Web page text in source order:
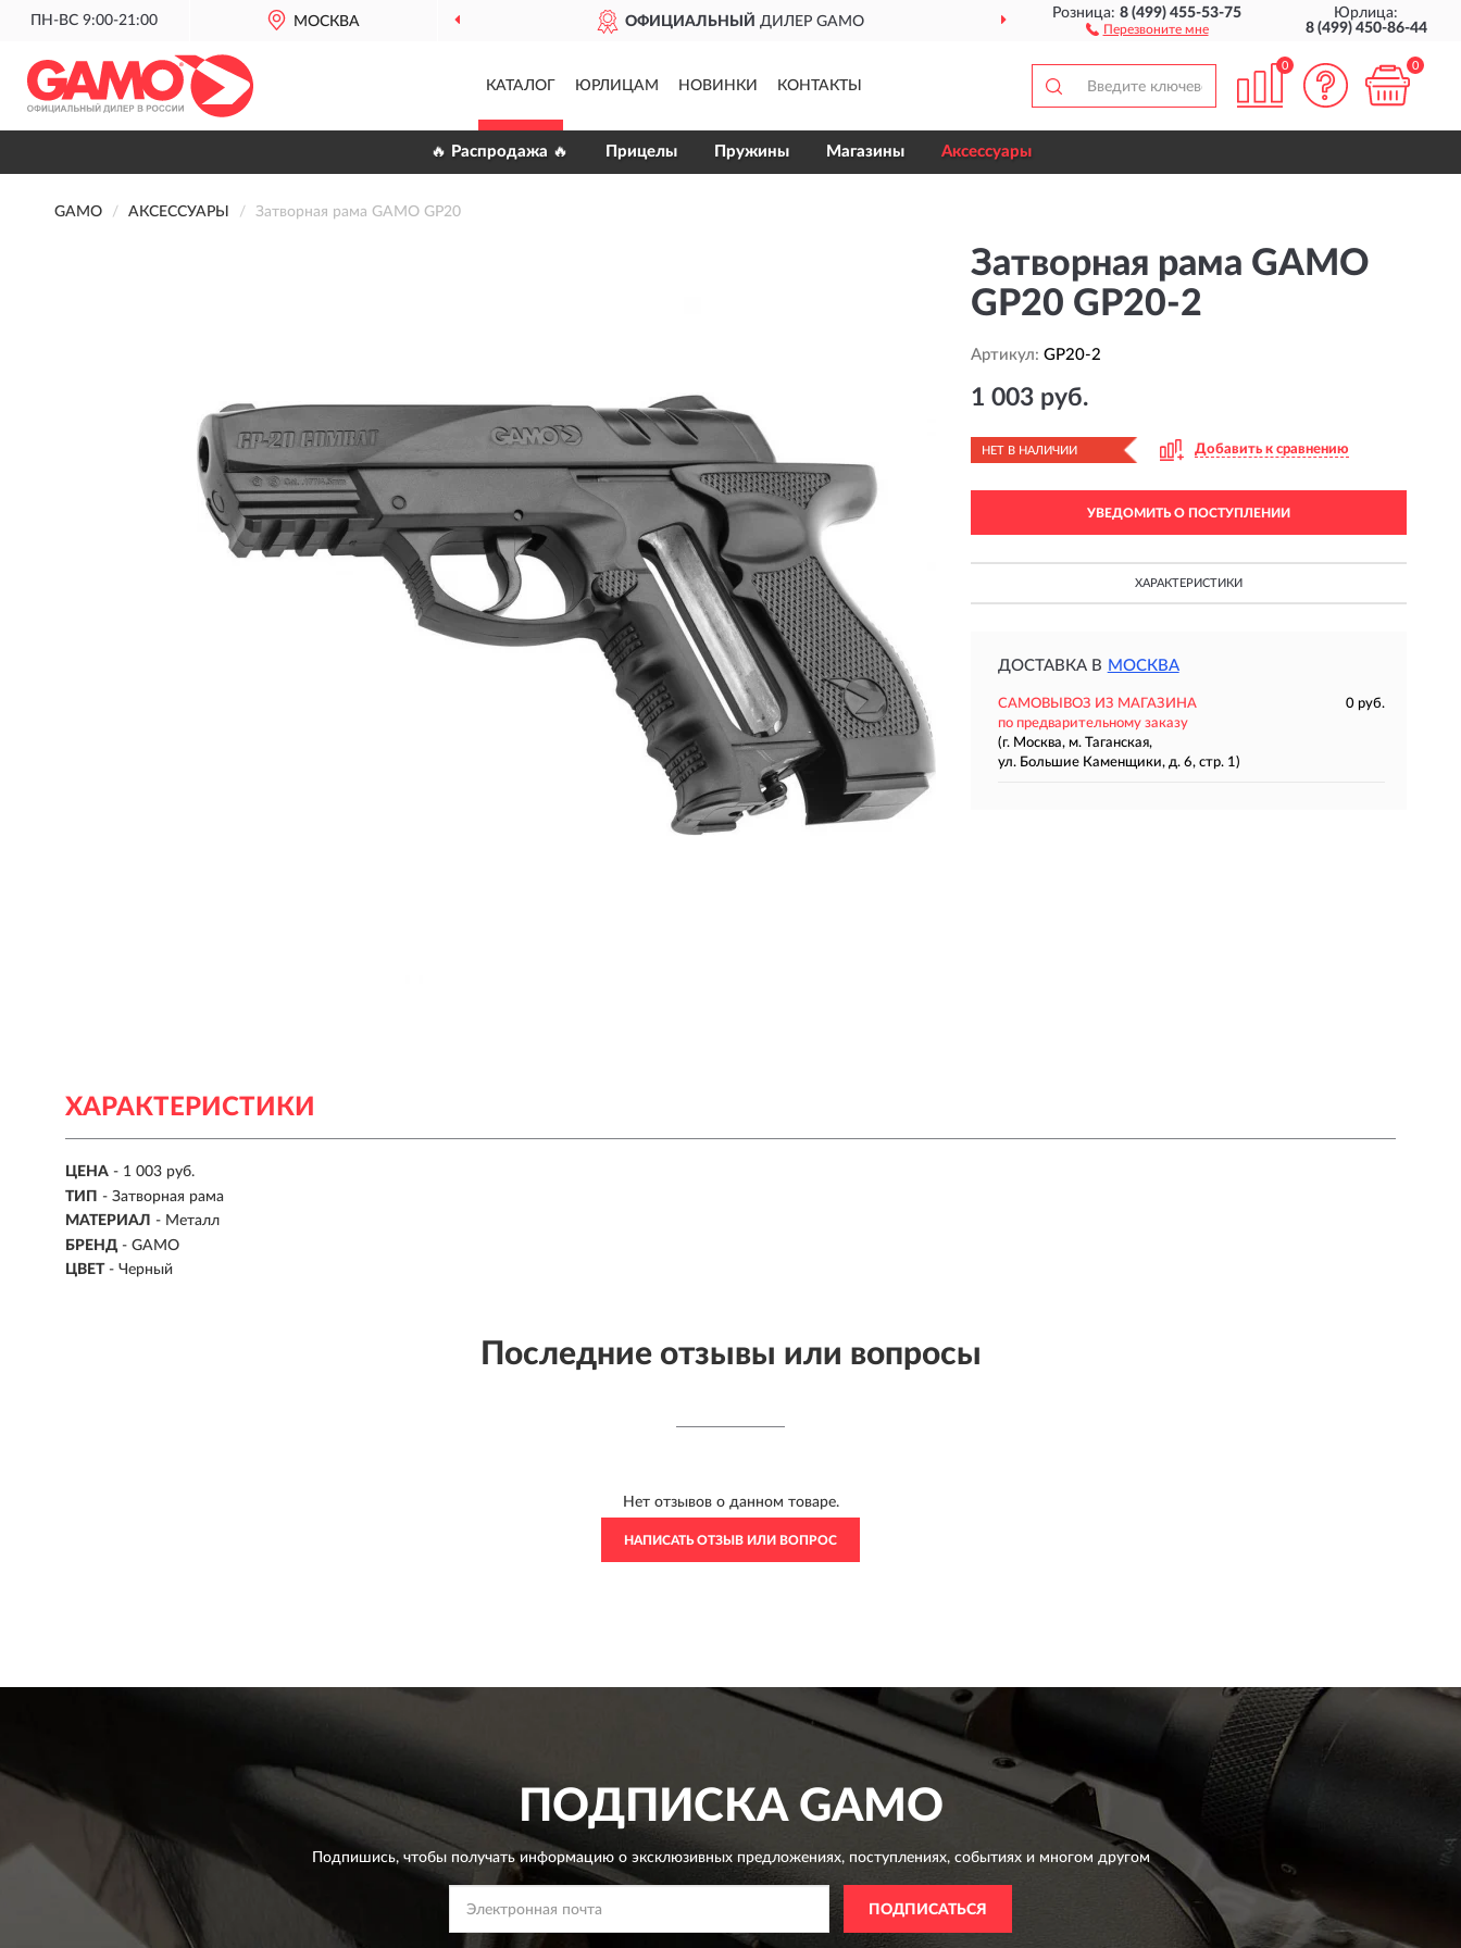
ПН-ВС 9:00-21:00 МОСКВА ОФИЦИАЛЬНЫЙ ДИЛЕР GAMO ДОСТАВИМ ПО ВСЕЙ РОССИИ
Розница:8 (499) 455-53-75
Перезвоните мне
Юрлица:
8 (499) 450-86-44
КАТАЛОГ ЮРЛИЦАМ НОВИНКИ КОНТАКТЫ
0 0
🔥 Распродажа 🔥 Прицелы Пружины Магазины Аксессуары
GAMO АКСЕССУАРЫ Затворная рама GAMO GP20
Затворная рама GAMO
GP20 GP20-2
Артикул: GP20-2
1 003 руб.
НЕТ В НАЛИЧИИ Добавить к сравнению
УВЕДОМИТЬ О ПОСТУПЛЕНИИ
ХАРАКТЕРИСТИКИ
ДОСТАВКА В МОСКВА
САМОВЫВОЗ ИЗ МАГАЗИНА
0 руб.
по предварительному заказу
(г. Москва, м. Таганская,
ул. Большие Каменщики, д. 6, стр. 1)
ХАРАКТЕРИСТИКИ
ЦЕНА - 1 003 руб.
ТИП - Затворная рама
МАТЕРИАЛ - Металл
БРЕНД - GAMO
ЦВЕТ - Черный
Последние отзывы или вопросы
Нет отзывов о данном товаре.
НАПИСАТЬ ОТЗЫВ ИЛИ ВОПРОС
ПОДПИСКАGAMO
Подпишись, чтобы получать информацию о эксклюзивных предложениях,поступлениях, событиях и многом другом
ПОДПИСАТЬСЯ